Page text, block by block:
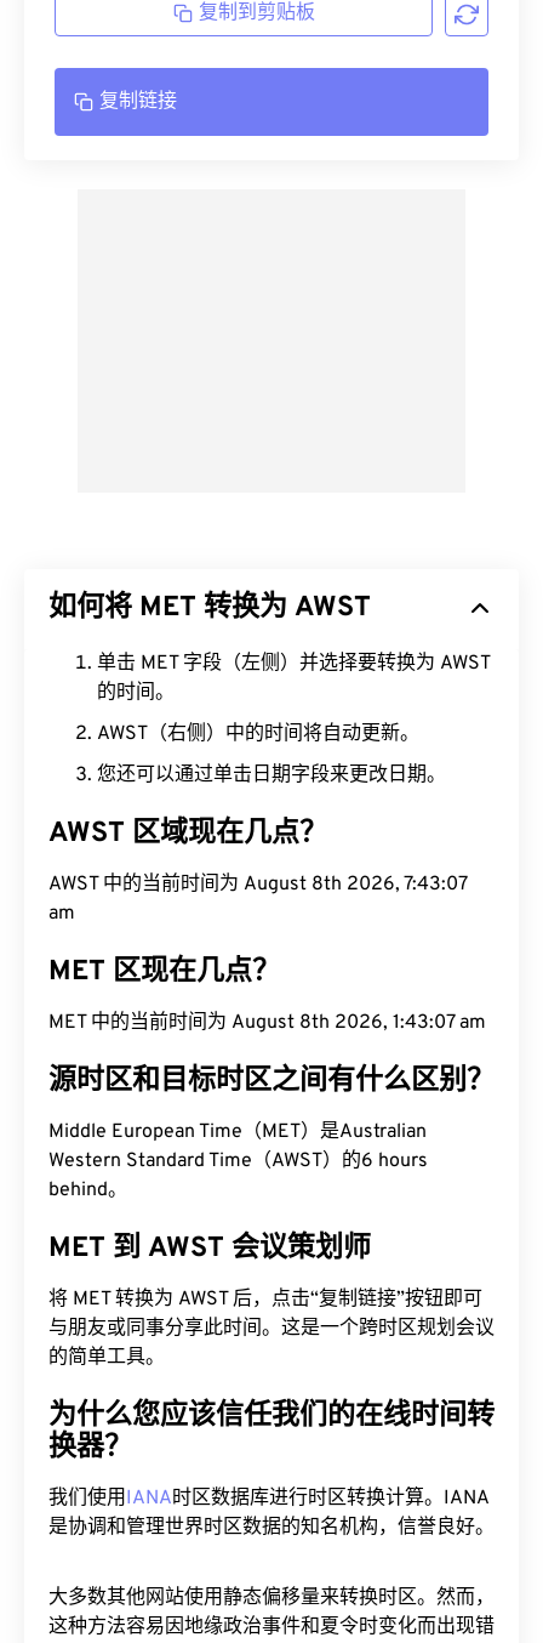
复制到剪贴板
复制链接
如何将 MET 转换为 AWST
单击 MET 字段（左侧）并选择要转换为 AWST
的时间。
AWST（右侧）中的时间将自动更新。
您还可以通过单击日期字段来更改日期。
AWST 区域现在几点？
AWST 中的当前时间为 August 8th 2026, 7:43:08
am
MET 区现在几点？
MET 中的当前时间为 August 8th 2026, 1:43:08 am
源时区和目标时区之间有什么区别？
Middle European Time（MET）是Australian
Western Standard Time（AWST）的6 hours
behind。
MET 到 AWST 会议策划师
将 MET 转换为 AWST 后，点击“复制链接”按钮即可
与朋友或同事分享此时间。这是一个跨时区规划会议
的简单工具。
为什么您应该信任我们的在线时间转
换器？
我们使用IANA时区数据库进行时区转换计算。IANA
是协调和管理世界时区数据的知名机构，信誉良好。
大多数其他网站使用静态偏移量来转换时区。然而，
这种方法容易因地缘政治事件和夏令时变化而出现错